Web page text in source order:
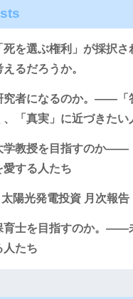
死を選ぶ権利」が採択さ
るだろうか。
究者になるのか。――「
、「真実」に近づきたい
学教授を目指すのか――
愛する人たち
陽光発電投資 月次報告
育士を目指すのか。――
人たち